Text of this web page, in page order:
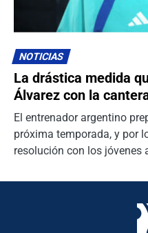
NOTICIAS
La drástica medida
Álvarez con la
El entrenador argentino
próxima temporada, y por
resolución con los jóvenes